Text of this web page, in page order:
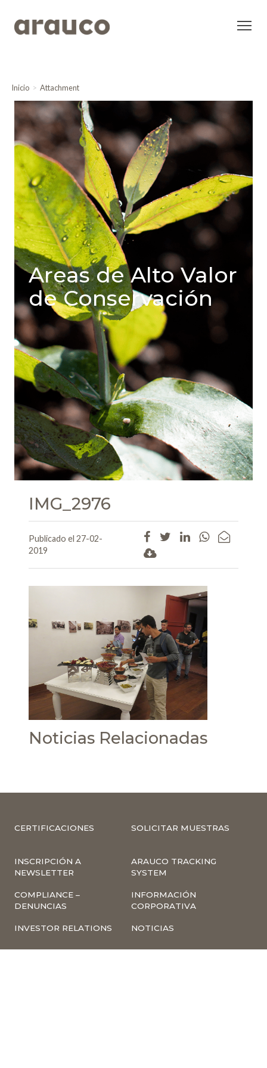
Inicio Attachment
Areas de Alto Valor
de Conservación
IMG_2976
Publicado el 27-02-
2019
Noticias Relacionadas
CERTIFICACIONES SOLICITAR MUESTRAS
INSCRIPCIÓN A
NEWSLETTER
ARAUCO TRACKING
SYSTEM
COMPLIANCE –
DENUNCIAS
INFORMACIÓN
CORPORATIVA
INVESTOR RELATIONS NOTICIAS